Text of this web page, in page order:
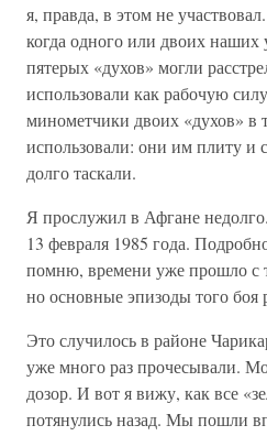
я, правда, в этом не
когда одного или двоих наших
пятерых «духов» могли
использовали как рабочую
минометчики двоих «духов» в
использовали: они им плиту и
долго таскали.
Я прослужил в Афгане
13 февраля 1985 года.
помню, времени уже прошло с
но основные эпизоды того боя
Это случилось в районе
уже много раз прочесывали.
дозор. И вот я вижу, как все
потянулись назад. Мы пошли